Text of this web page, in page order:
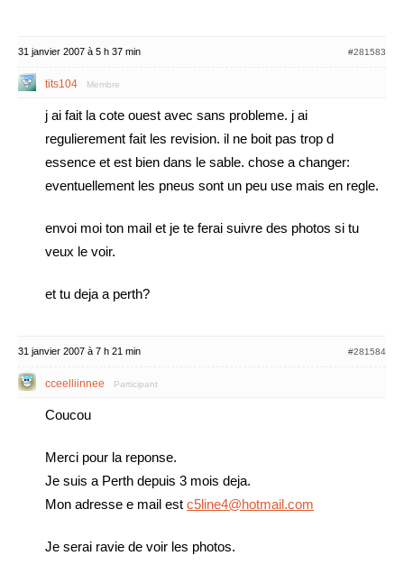
31 janvier 2007 à 5 h 37 min #281583
tits104 Membre
j ai fait la cote ouest avec sans probleme. j ai
regulierement fait les revision. il ne boit pas trop d
essence et est bien dans le sable. chose a changer:
eventuellement les pneus sont un peu use mais en regle.
envoi moi ton mail et je te ferai suivre des photos si tu
veux le voir.
et tu deja a perth?
31 janvier 2007 à 7 h 21 min #281584
cceelliinnee Participant
Coucou
Merci pour la reponse.
Je suis a Perth depuis 3 mois deja.
Mon adresse e mail est c5line4@hotmail.com
Je serai ravie de voir les photos.